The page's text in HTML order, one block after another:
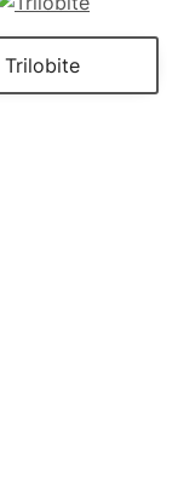
Trilobite